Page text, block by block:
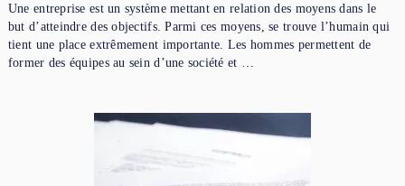
Une entreprise est un système mettant en relation des moyens dans le
but d’atteindre des objectifs. Parmi ces moyens, se trouve l’humain qui
tient une place extrêmement importante. Les hommes permettent de
former des équipes au sein d’une société et …